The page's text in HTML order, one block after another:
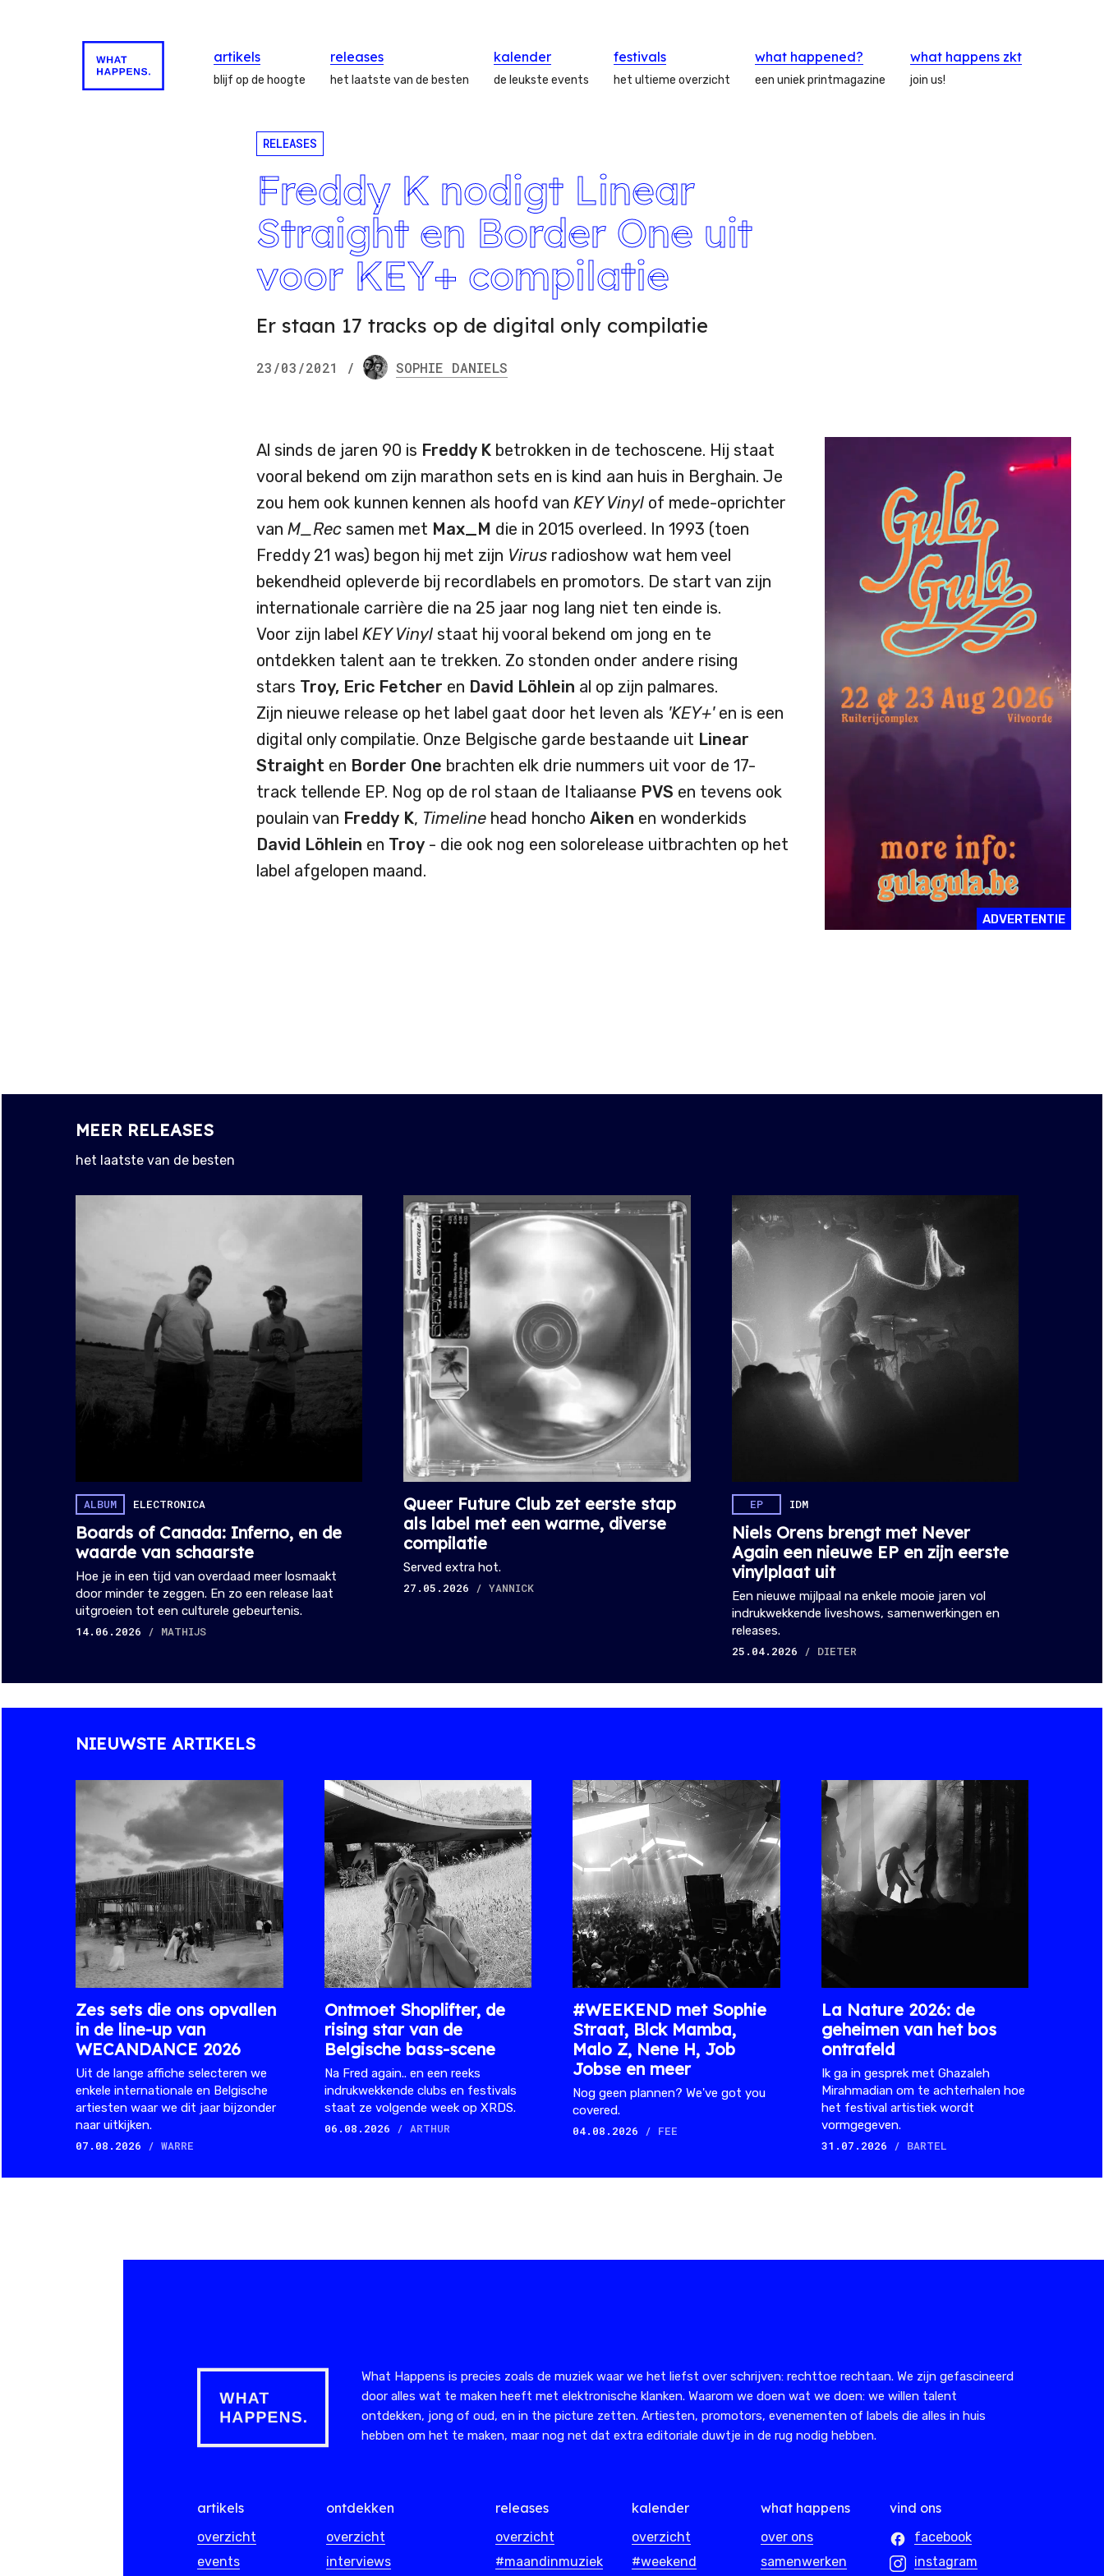
artikels
blijf op de hoogte
releases
het laatste van de besten
kalender
de leukste events
festivals
het ultieme overzicht
what happened?
een uniek printmagazine
what happens zkt
join us!
RELEASES
Freddy K nodigt Linear
Straight en Border One uit
voor KEY+ compilatie
Er staan 17 tracks op de digital only compilatie
23/03/2021 / SOPHIE DANIELS
ADVERTENTIE
Al sinds de jaren 90 is Freddy K betrokken in de techoscene. Hij staat
vooral bekend om zijn marathon sets en is kind aan huis in Berghain. Je
zou hem ook kunnen kennen als hoofd van KEY Vinyl of mede-oprichter
van M_Rec samen met Max_M die in 2015 overleed. In 1993 (toen
Freddy 21 was) begon hij met zijn Virus radioshow wat hem veel
bekendheid opleverde bij recordlabels en promotors. De start van zijn
internationale carrière die na 25 jaar nog lang niet ten einde is.
Voor zijn label KEY Vinyl staat hij vooral bekend om jong en te
ontdekken talent aan te trekken. Zo stonden onder andere rising
stars Troy, Eric Fetcher en David Löhlein al op zijn palmares.
Zijn nieuwe release op het label gaat door het leven als 'KEY+' en is een
digital only compilatie. Onze Belgische garde bestaande uit Linear
Straight en Border One brachten elk drie nummers uit voor de 17-
track tellende EP. Nog op de rol staan de Italiaanse PVS en tevens ook
poulain van Freddy K, Timeline head honcho Aiken en wonderkids
David Löhlein en Troy - die ook nog een solorelease uitbrachten op het
label afgelopen maand.
MEER RELEASES
het laatste van de besten
ALBUM ELECTRONICA
Boards of Canada: Inferno, en de
waarde van schaarste
Hoe je in een tijd van overdaad meer losmaakt
door minder te zeggen. En zo een release laat
uitgroeien tot een culturele gebeurtenis.
14.06.2026
/ MATHIJS
Queer Future Club zet eerste stap
als label met een warme, diverse
compilatie
Served extra hot.
27.05.2026
/ YANNICK
EP IDM
Niels Orens brengt met Never
Again een nieuwe EP en zijn eerste
vinylplaat uit
Een nieuwe mijlpaal na enkele mooie jaren vol
indrukwekkende liveshows, samenwerkingen en
releases.
25.04.2026
/ DIETER
NIEUWSTE ARTIKELS
Zes sets die ons opvallen
in de line-up van
WECANDANCE 2026
Uit de lange affiche selecteren we
enkele internationale en Belgische
artiesten waar we dit jaar bijzonder
naar uitkijken.
07.08.2026
/ WARRE
Ontmoet Shoplifter, de
rising star van de
Belgische bass-scene
Na Fred again.. en een reeks
indrukwekkende clubs en festivals
staat ze volgende week op XRDS.
06.08.2026
/ ARTHUR
#WEEKEND met Sophie
Straat, Blck Mamba,
Malo Z, Nene H, Job
Jobse en meer
Nog geen plannen? We've got you
covered.
04.08.2026
/ FEE
La Nature 2026: de
geheimen van het bos
ontrafeld
Ik ga in gesprek met Ghazaleh
Mirahmadian om te achterhalen hoe
het festival artistiek wordt
vormgegeven.
31.07.2026
/ BARTEL
What Happens is precies zoals de muziek waar we het liefst over schrijven: rechttoe rechtaan. We zijn gefascineerd
door alles wat te maken heeft met elektronische klanken. Waarom we doen wat we doen: we willen talent
ontdekken, jong of oud, en in the picture zetten. Artiesten, promotors, evenementen of labels die alles in huis
hebben om het te maken, maar nog net dat extra editoriale duwtje in de rug nodig hebben.
artikels
overzicht
events
ontdekken
overzicht
interviews
releases
overzicht
#maandinmuziek
kalender
overzicht
#weekend
what happens
over ons
samenwerken
vind ons
facebook
instagram